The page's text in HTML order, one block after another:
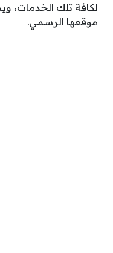
لكافة تلك الخدمات،
موقعها الرسمي.